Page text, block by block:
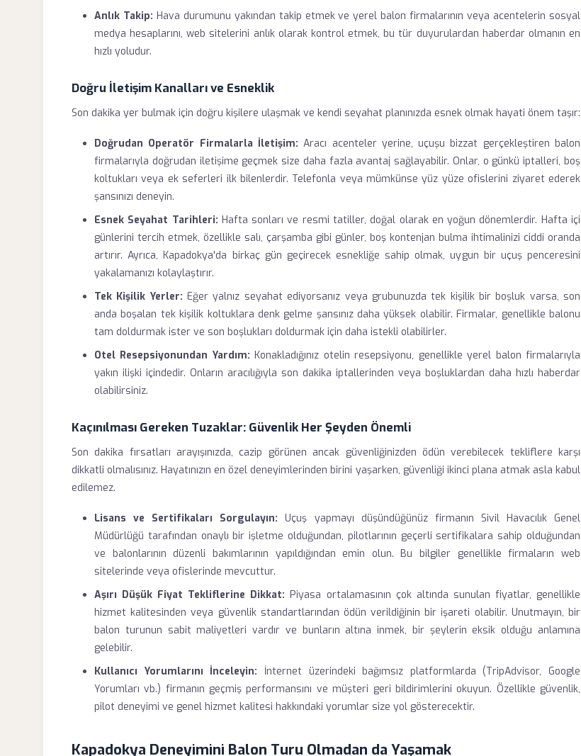
Anlık Takip: Hava durumunu yakından takip etmek ve yerel balon firmalarının veya acentelerin sosyal
medya hesaplarını, web sitelerini anlık olarak kontrol etmek, bu tür duyurulardan haberdar olmanın en
hızlı yoludur.
Doğru İletişim Kanalları ve Esneklik
Son dakika yer bulmak için doğru kişilere ulaşmak ve kendi seyahat planınızda esnek olmak hayati önem taşır:
Doğrudan Operatör Firmalarla İletişim: Aracı acenteler yerine, uçuşu bizzat gerçekleştiren balon
firmalarıyla doğrudan iletişime geçmek size daha fazla avantaj sağlayabilir. Onlar, o günkü iptalleri, boş
koltukları veya ek seferleri ilk bilenlerdir. Telefonla veya mümkünse yüz yüze ofislerini ziyaret ederek
şansınızı deneyin.
Esnek Seyahat Tarihleri: Hafta sonları ve resmi tatiller, doğal olarak en yoğun dönemlerdir. Hafta içi
günlerini tercih etmek, özellikle salı, çarşamba gibi günler, boş kontenjan bulma ihtimalinizi ciddi oranda
artırır. Ayrıca, Kapadokya'da birkaç gün geçirecek esnekliğe sahip olmak, uygun bir uçuş penceresini
yakalamanızı kolaylaştırır.
Tek Kişilik Yerler: Eğer yalnız seyahat ediyorsanız veya grubunuzda tek kişilik bir boşluk varsa, son
anda boşalan tek kişilik koltuklara denk gelme şansınız daha yüksek olabilir. Firmalar, genellikle balonu
tam doldurmak ister ve son boşlukları doldurmak için daha istekli olabilirler.
Otel Resepsiyonundan Yardım: Konakladığınız otelin resepsiyonu, genellikle yerel balon firmalarıyla
yakın ilişki içindedir. Onların aracılığıyla son dakika iptallerinden veya boşluklardan daha hızlı haberdar
olabilirsiniz.
Kaçınılması Gereken Tuzaklar: Güvenlik Her Şeyden Önemli
Son dakika fırsatları arayışınızda, cazip görünen ancak güvenliğinizden ödün verebilecek tekliflere karşı
dikkatli olmalısınız. Hayatınızın en özel deneyimlerinden birini yaşarken, güvenliği ikinci plana atmak asla kabul
edilemez.
Lisans ve Sertifikaları Sorgulayın: Uçuş yapmayı düşündüğünüz firmanın Sivil Havacılık Genel
Müdürlüğü tarafından onaylı bir işletme olduğundan, pilotlarının geçerli sertifikalara sahip olduğundan
ve balonlarının düzenli bakımlarının yapıldığından emin olun. Bu bilgiler genellikle firmaların web
sitelerinde veya ofislerinde mevcuttur.
Aşırı Düşük Fiyat Tekliflerine Dikkat: Piyasa ortalamasının çok altında sunulan fiyatlar, genellikle
hizmet kalitesinden veya güvenlik standartlarından ödün verildiğinin bir işareti olabilir. Unutmayın, bir
balon turunun sabit maliyetleri vardır ve bunların altına inmek, bir şeylerin eksik olduğu anlamına
gelebilir.
Kullanıcı Yorumlarını İnceleyin: İnternet üzerindeki bağımsız platformlarda (TripAdvisor, Google
Yorumları vb.) firmanın geçmiş performansını ve müşteri geri bildirimlerini okuyun. Özellikle güvenlik,
pilot deneyimi ve genel hizmet kalitesi hakkındaki yorumlar size yol gösterecektir.
Kapadokya Deneyimini Balon Turu Olmadan da Yaşamak